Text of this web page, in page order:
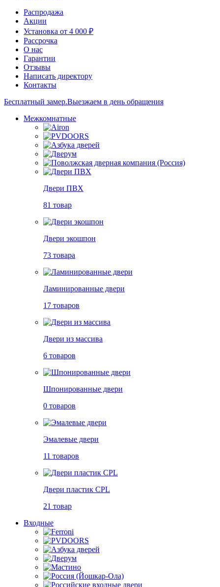
Распродажа
Акции
Установка от 4 000 ₽
Рассрочка
О нас
Гарантии
Отзывы
Написать директору
Контакты
Бесплатный замер.Выезжаем в день обращения
Межкомнатные
Двери ПВХ
81 товар
Двери экошпон
73 товара
Ламинированные двери
17 товаров
Двери из массива
6 товаров
Шпонированные двери
0 товаров
Эмалевые двери
11 товаров
Двери пластик CPL
21 товар
Входные